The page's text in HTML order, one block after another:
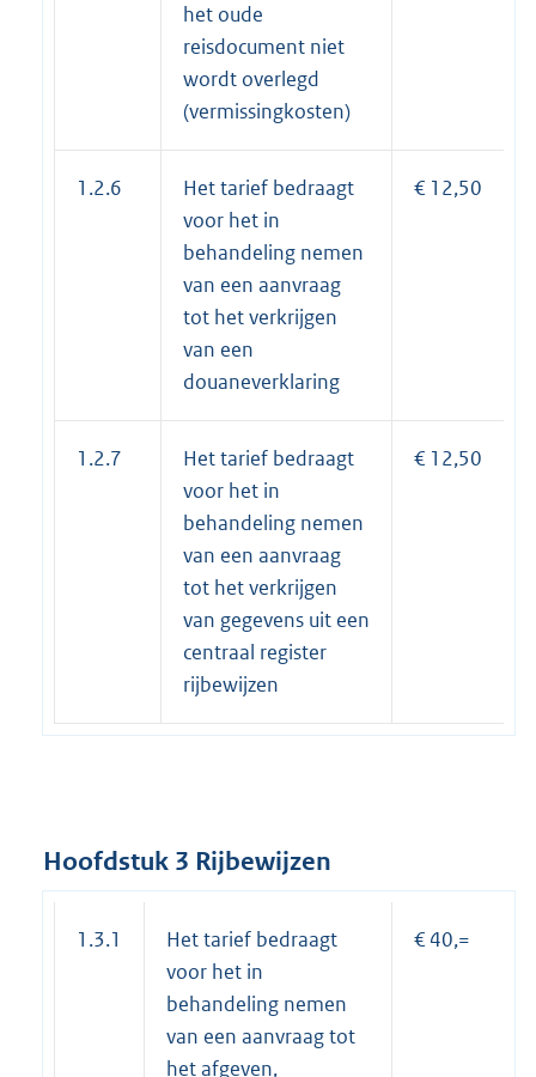
het oude
reisdocument niet
wordt overlegd
(vermissingkosten)
1.2.6
Het tarief bedraagt
voor het in
behandeling nemen
van een aanvraag
tot het verkrijgen
van een
douaneverklaring
€ 12,50
1.2.7
Het tarief bedraagt
voor het in
behandeling nemen
van een aanvraag
tot het verkrijgen
van gegevens uit een
centraal register
rijbewijzen
€ 12,50
Hoofdstuk 3 Rijbewijzen
1.3.1
Het tarief bedraagt
voor het in
behandeling nemen
van een aanvraag tot
het afgeven,
€ 40,=